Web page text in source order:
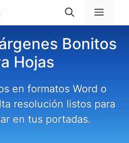
Menú
Bonitos
Hojas
en formatos Word o
resolución listos para
en tus portadas.